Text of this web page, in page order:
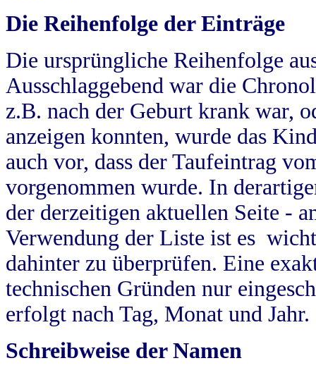
Die Reihenfolge der Einträge
Die ursprüngliche Reihenfolge
Ausschlaggebend war die
z.B. nach der Geburt krank war,
anzeigen konnten, wurde das
auch vor, dass der Taufeintrag
vorgenommen wurde. In
der derzeitigen aktuellen Seite -
Verwendung der Liste ist es
dahinter zu überprüfen. Eine
technischen Gründen nur
erfolgt nach Tag, Monat und Jahr.
Schreibweise der Namen